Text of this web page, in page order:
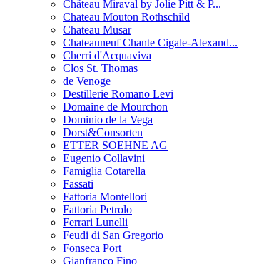
Château Miraval by Jolie Pitt & P...
Chateau Mouton Rothschild
Chateau Musar
Chateauneuf Chante Cigale-Alexand...
Cherri d'Acquaviva
Clos St. Thomas
de Venoge
Destillerie Romano Levi
Domaine de Mourchon
Dominio de la Vega
Dorst&Consorten
ETTER SOEHNE AG
Eugenio Collavini
Famiglia Cotarella
Fassati
Fattoria Montellori
Fattoria Petrolo
Ferrari Lunelli
Feudi di San Gregorio
Fonseca Port
Gianfranco Fino